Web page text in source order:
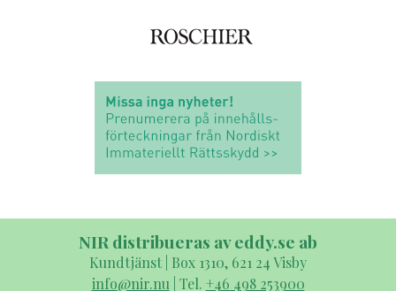
NIR distribueras av eddy.se ab
Kundtjänst | Box 1310, 621 24 Visby
info@nir.nu | Tel. +46 498 253900